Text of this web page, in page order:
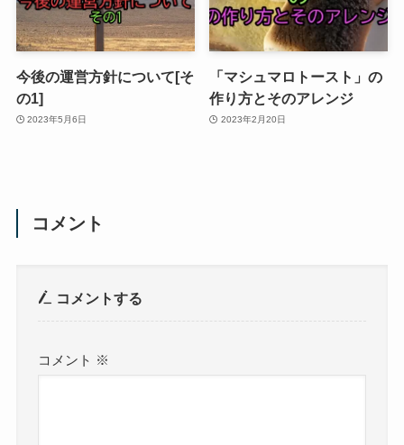
今後の運営方針について[そ
の1]
2023年5月6日
「マシュマロトースト」の
作り方とそのアレンジ
2023年2月20日
コメント
コメントする
コメント ※